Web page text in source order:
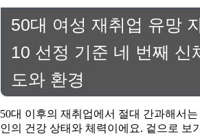
50대 여성 재취업 유망
10 선정 기준 네 번째 신
도와 환경
50대 이후의 재취업에서 절대 간과해서
인의 건강 상태와 체력이에요. 겉으로 보